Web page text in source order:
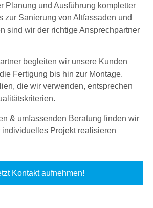
Planung und Ausführung kompletter
zur Sanierung von Altfassaden und
sind wir der richtige Ansprechpartner
begleiten wir unsere Kunden
Fertigung bis hin zur Montage.
die wir verwenden, entsprechen
& umfassenden Beratung finden wir
individuelles Projekt realisieren
Kontakt aufnehmen!